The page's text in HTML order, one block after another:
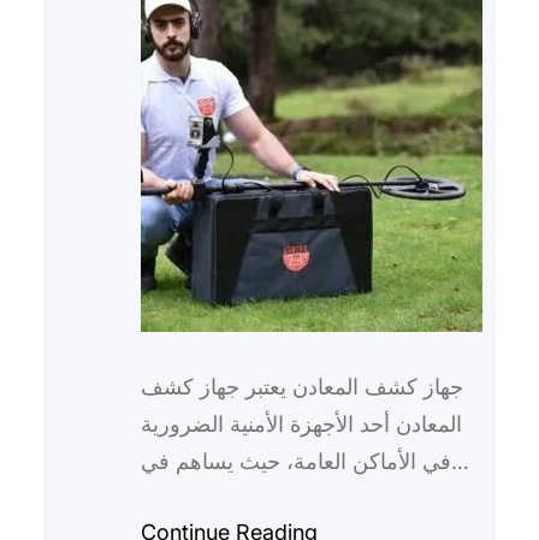
جهاز كشف المعادن يعتبر جهاز كشف
المعادن أحد الأجهزة الأمنية الضرورية
في الأماكن العامة، حيث يساهم في
Continue Reading